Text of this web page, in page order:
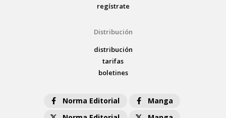
regístrate
Distribución
distribución
tarifas
boletines
Norma Editorial
Manga